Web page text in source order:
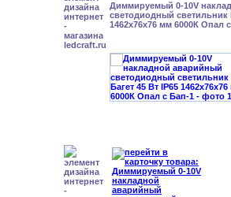
Диммируемый 0-10V
светодиодный светильник
1462x76x76 мм 6000К Опал